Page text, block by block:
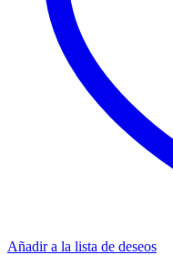
Añadir a la lista de deseos